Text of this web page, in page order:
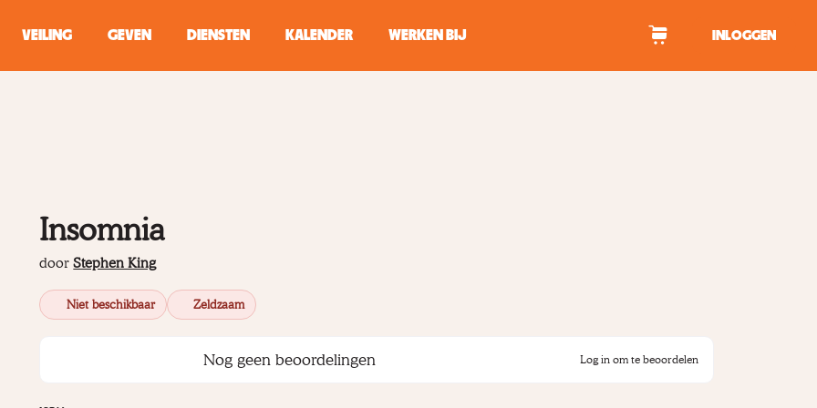
VEILING GEVEN DIENSTEN KALENDER WERKEN BIJ INLOGGEN
Insomnia
doorStephen King
Niet beschikbaar Zeldzaam
Nog geen beoordelingen Log in om te beoordelen